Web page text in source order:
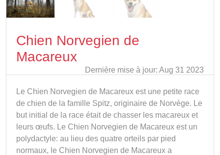
Chien Norvegien de
Macareux
Dernière mise à jour: Aug 31 2023
Le Chien Norvegien de Macareux est une petite race
de chien de la famille Spitz, originaire de Norvège. Le
but initial de la race était de chasser les macareux et
leurs œufs. Le Chien Norvegien de Macareux est un
polydactyle: au lieu des quatre orteils par pied
normaux, le Chien Norvegien de Macareux a